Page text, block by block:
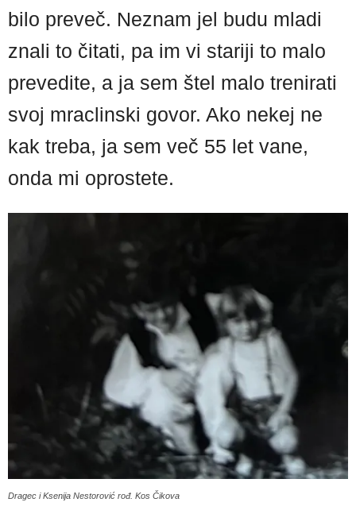
bilo preveč. Neznam jel budu mladi
znali to čitati, pa im vi stariji to malo
prevedite, a ja sem štel malo trenirati
svoj mraclinski govor. Ako nekej ne
kak treba, ja sem več 55 let vane,
onda mi oprostete.
Dragec i Ksenija Nestorović rođ. Kos Čikova